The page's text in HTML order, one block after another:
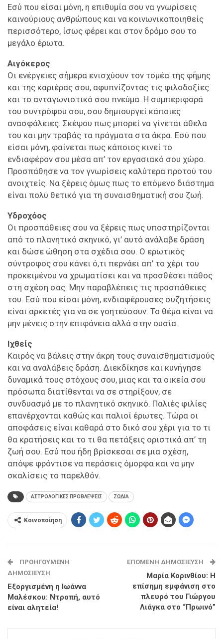
Εσύ που είσαι μόνη, η επιθυμία σου να γνωρίσεις
καινούριους ανθρώπους και να κοινωνικοποιηθείς
περισσότερο, ίσως φέρει και στον δρόμο σου το
μεγάλο έρωτα.
Αιγόκερος
Οι ενέργειες σήμερα ενισχύουν τον τομέα της φήμης
και της καριέρας σου, αφυπνίζοντας τις φιλοδοξίες
και το ανταγωνιστικό σου πνεύμα. Η συμπεριφορά
του συντρόφου σου, σου δημιουργεί κάποιες
ανασφάλειες. Σκέψου πως μπορεί να γίνεται άθελα
του και μην τραβάς τα πράγματα στα άκρα. Εσύ που
είσαι μόνη, φαίνεται πως κάποιος κινεί το
ενδιαφέρον σου μέσα απ’ τον εργασιακό σου χώρο.
Προσπάθησε να τον γνωρίσεις καλύτερα προτού του
ανοιχτείς. Να ξέρεις όμως πως το επόμενο διάστημα
είναι πολύ θετικό για τη συναισθηματική σου ζωή.
Υδροχόος
Οι προσπάθειες σου να ξέρεις πως υποστηρίζονται
από το πλανητικό σκηνικό, γι’ αυτό ανάλαβε δράση
και δώσε ώθηση στα σχέδια σου. Ο ερωτικός
σύντροφος σου κάνει ό,τι περνάει απ’ το χέρι του
προκειμένου να χρωματίσει και να προσθέσει πάθος
στη σχέση σας. Μην παραβλέπεις τις προσπάθειες
του. Εσύ που είσαι μόνη, ενδιαφέρουσες συζητήσεις
είναι αρκετές για να σε γοητεύσουν. Το θέμα είναι να
μην μένεις στην επιφάνεια αλλά στην ουσία.
Ιχθείς
Καιρός να βάλεις στην άκρη τους συναισθηματισμούς
και να αναλάβεις δράση. Διεκδίκησε και κυνήγησε
δυναμικά τους στόχους σου, μιας και τα οικεία σου
πρόσωπα διατίθενται να σε στηρίξουν, σε
συνδυασμό με το πλανητικό σκηνικό. Παλιές φιλίες
επανέρχονται καθώς και παλιοί έρωτες. Τώρα οι
αποφάσεις είναι καθαρά στο δικό σου χέρι για το τι
θα κρατήσεις και το τι θα πετάξεις οριστικά απ’ τη
ζωή σου. Εσύ που ήδη βρίσκεσαι σε μια σχέση,
απόψε φρόντισε να περάσεις όμορφα και να μην
σκαλίσεις το παρελθόν.
ΑΣΤΡΟΛΟΓΙΚΕΣ ΠΡΟΒΛΕΨΕΙΣ ΖΩΔΙΑ
Κοινοποίηση
ΠΡΟΗΓΟΎΜΕΝΗ
ΔΗΜΟΣΊΕΥΣΗ
Εξοργισμένη η Ιωάννα
Μαλέσκου: Ντροπή, αυτό
είναι αλητεία!
ΕΠΌΜΕΝΗ ΔΗΜΟΣΊΕΥΣΗ
Μαρία Κορινθίου: Η
επίσημη εμφάνιση στο
πλευρό του Γιώργου
Λιάγκα στο “Πρωινό”